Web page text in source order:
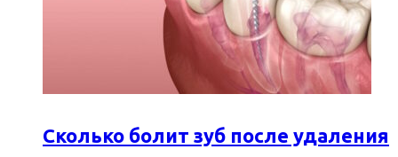
Сколько болит зуб после удаления